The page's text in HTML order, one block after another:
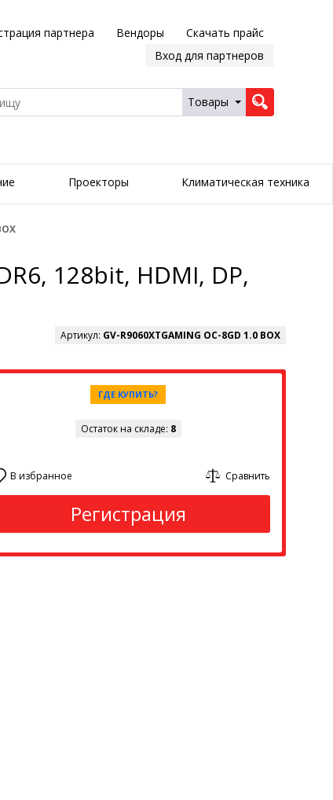
партнера Вендоры
Скачать прайс
Вход для партнеров
Товары
Проекторы Климатическая техника
128bit, HDMI, DP,
Артикул: GV-R9060XTGAMING OC-8GD 1.0 BOX
ГДЕ КУПИТЬ?
Остаток на складе: 8
В избранное Сравнить
Регистрация